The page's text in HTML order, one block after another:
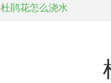
杜鹃花怎么浇水